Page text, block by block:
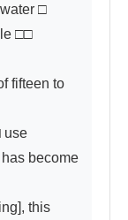
□
□□
fifteen to
use
become
this